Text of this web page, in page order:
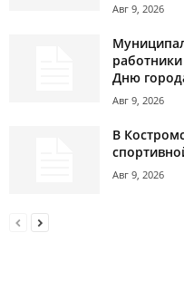
Авг 9, 2026
Дню
Авг 9, 2026
В
Авг 9, 2026